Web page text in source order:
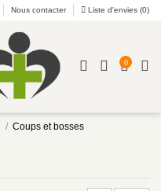
Nous contacter Liste d'envies (0)
0
Coups et bosses